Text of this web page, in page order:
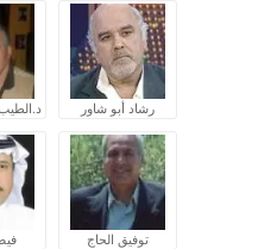
رشاد أبو شاور
توفيق الحاج